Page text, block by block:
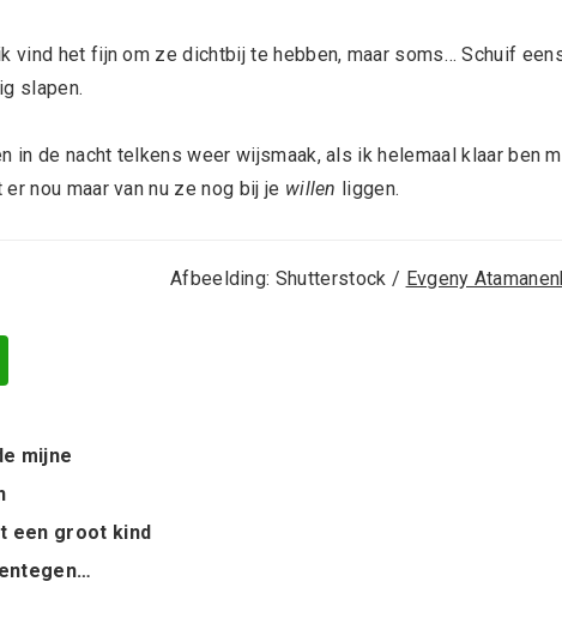
vind het fijn om ze dichtbij te hebben, maar soms… Schuif
slapen.
in de nacht telkens weer wijsmaak, als ik helemaal klaar ben
nou maar van nu ze nog bij je willen liggen.
Afbeelding: Shutterstock / Evgeny
mijne
een groot kind